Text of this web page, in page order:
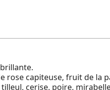
rose capiteuse, fruit de la
cerise, poire,